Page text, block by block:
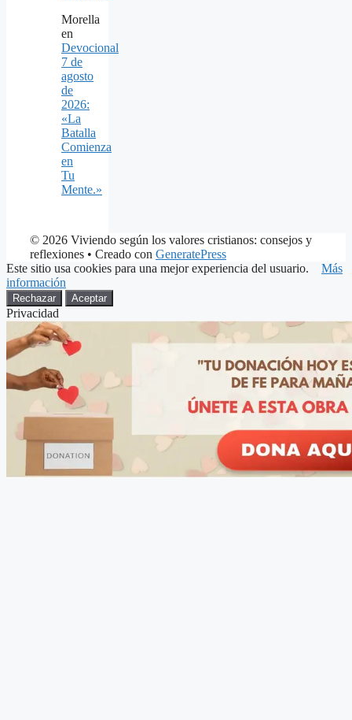
Morella
en
Devocional
7 de
agosto
de
2026:
«La
Batalla
Comienza
en
Tu
Mente.»
© 2026 Viviendo según los valores cristianos: consejos y
reflexiones • Creado con GeneratePress
Este sitio usa cookies para una mejor experiencia del usuario. Más
información
Rechazar Aceptar
Privacidad